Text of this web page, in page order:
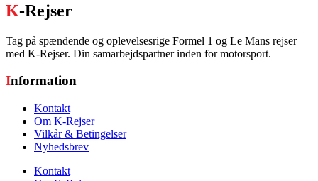
K-Rejser
Tag på spændende og oplevelsesrige Formel 1 og Le Mans rejser
med K-Rejser. Din samarbejdspartner inden for motorsport.
Information
Kontakt
Om K-Rejser
Vilkår & Betingelser
Nyhedsbrev
Kontakt